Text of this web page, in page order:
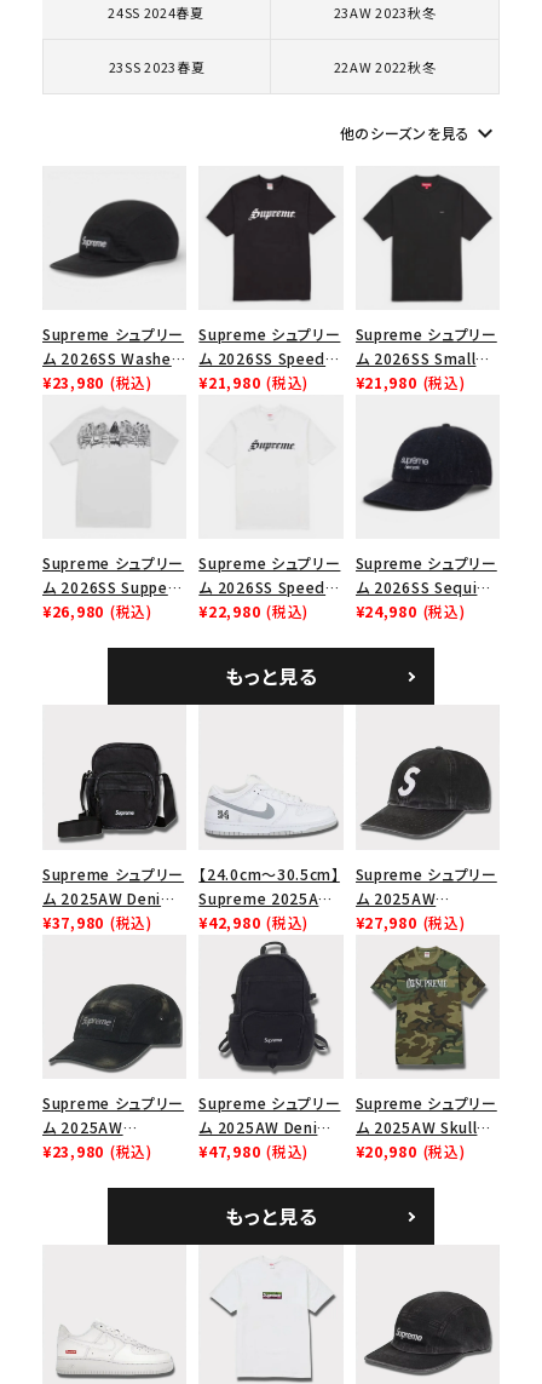
キャップ・ハット
パーカー・クルーネック
シーズンから探す
価格から探す
円 ～
円
在庫のない商品を表示する
絞り込んで検索する
24SS 2024春夏 23AW 2023秋冬
23SS 2023春夏 22AW 2022秋冬
他のシーズンを見る keyboard_arrow_down
Supreme シュプリー
ム 2026SS Washed
Chino Twill Camp
Cap ウォッシュド チ
ノツイル キャンプキャ
ップ ブラック
¥23,980 (税込)
Supreme シュプリー
ム 2026SS Speed
Tee スピードTシャツ
¥21,980 (税込)
Supreme シュプリー
ム 2026SS Small
Box Tee スモールボ
¥21,980 (税込)
Supreme シュプリー
ム 2026SS Supper
Tee サパーTシャツ
¥26,980 (税込)
Supreme シュプリー
ム 2026SS Speed
Tee スピードTシャツ
¥22,980 (税込)
Supreme シュプリー
ム 2026SS Sequin
Denim Classic
シックロゴ 6パネルキ
ャップ ブラック
¥24,980 (税込)
もっと見る
Supreme シュプリー
ム 2025AW Denim
Shoulder Bag デニ
¥37,980 (税込)
【24.0cm～30.5cm】
Supreme 2025AW
Nike SB Dunk Low
ナイキ SB ダンク ロ
ー スニーカー ホワイ
¥42,980 (税込)
Supreme シュプリー
ム 2025AW
Pigment Coated
2-Tone S Logo 6-
Panel Cap ピグメン
トコーテッド 2トーン
エスロゴ 6パネルキャ
ップ ブラック
¥27,980 (税込)
Supreme シュプリー
ム 2025AW
Overdyed Camp
¥23,980 (税込)
Supreme シュプリー
ム 2025AW Denim
Backpack デニム バ
¥47,980 (税込)
Supreme シュプリー
ム 2025AW Skull
Tee スカル Tシャ
¥20,980 (税込)
もっと見る